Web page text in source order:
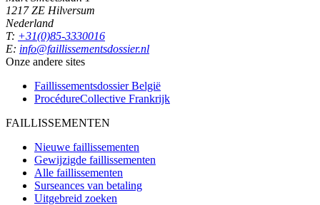
1217 ZE Hilversum
Nederland
T: +31(0)85-3330016
E: info@faillissementsdossier.nl
Onze andere sites
Faillissementsdossier België
ProcédureCollective Frankrijk
FAILLISSEMENTEN
Nieuwe faillissementen
Gewijzigde faillissementen
Alle faillissementen
Surseances van betaling
Uitgebreid zoeken